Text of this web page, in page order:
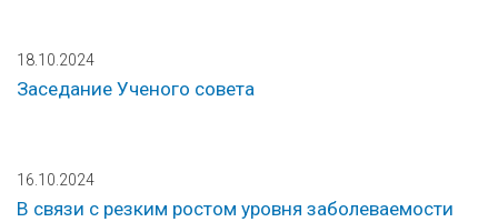
18.10.2024
Заседание Ученого совета
16.10.2024
В связи с резким ростом уровня заболеваемости